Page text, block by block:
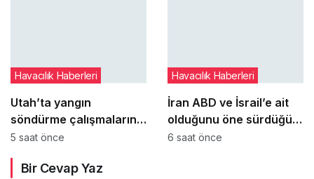
Utah’ta yangın
söndürme çalışmalarına
katılan helikopter düştü:
Havacılık Haberleri
5 saat önce
İran ABD ve İsrail’e ait
olduğunu öne sürdüğü
hava araçlarının
Havacılık Haberleri
6 saat önce
Bir Cevap Yaz